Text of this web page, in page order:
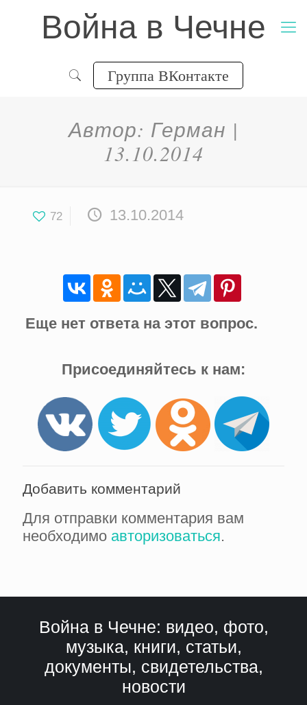
Война в Чечне
Группа ВКонтакте
Автор: Герман |
13.10.2014
72 13.10.2014
Еще нет ответа на этот вопрос.
Присоединяйтесь к нам:
Добавить комментарий
Для отправки комментария вам
необходимо авторизоваться.
Война в Чечне: видео, фото,
музыка, книги, статьи,
документы, свидетельства,
новости